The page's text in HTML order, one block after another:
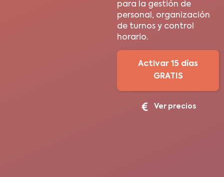
para la gestión de
personal, organización
de turnos y control
horario.
Activar 15 días
GRATIS
Ver precios